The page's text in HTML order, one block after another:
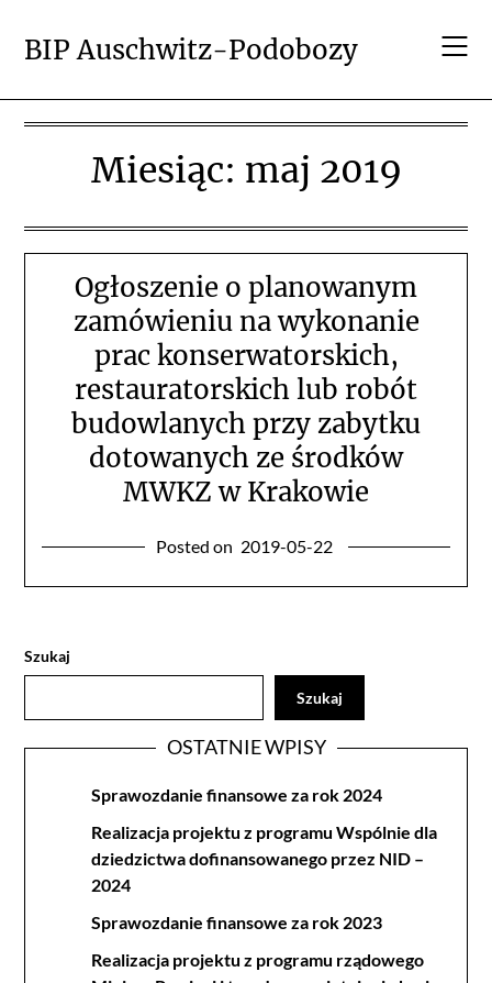
content
BIP Auschwitz-Podobozy
Miesiąc: maj 2019
Ogłoszenie o planowanym
zamówieniu na wykonanie
prac konserwatorskich,
restauratorskich lub robót
budowlanych przy zabytku
dotowanych ze środków
MWKZ w Krakowie
Posted on 2019-05-22
Szukaj
Szukaj
OSTATNIE WPISY
Sprawozdanie finansowe za rok 2024
Realizacja projektu z programu Wspólnie dla
dziedzictwa dofinansowanego przez NID –
2024
Sprawozdanie finansowe za rok 2023
Realizacja projektu z programu rządowego